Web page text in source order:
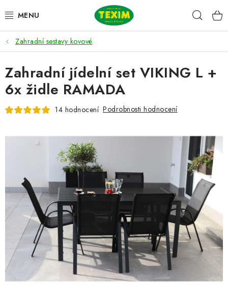
na
ZAHRADNÍ SESTAVY
ŽIDLE
STOLY
POLSTRY
DOPLŇKY
PERGOLY
GRILY
VÝPRODEJ
Zahradní sestavy kovové
Zahradní jídelní set VIKING L +
6x židle RAMADA
14 hodnocení Podrobnosti hodnocení